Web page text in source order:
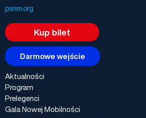
psnm.org
Kup bilet
Darmowe wejście
Aktualności
Program
Prelegenci
Gala Nowej Mobilności